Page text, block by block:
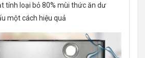
tính loại bỏ 80% mùi thức ăn dư
một cách hiệu quả